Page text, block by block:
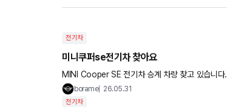
전기차
미니쿠퍼se전기차 찾아요
MINI Cooper SE 전기차 승계 차량 찾고 있습니다. 개인 계약이고 선납금 200만원 정도 가능합니다. 월 납입금은 40만원대 희망하
고, 연간 약정거리 2만km 이상, 잔여기간 24~36
borame 26.05.31
전기차